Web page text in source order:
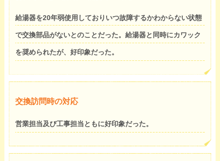
給湯器を20年弱使用しておりいつ故障するかわからない状態
で交換部品がないとのことだった。給湯器と同時にカワック
を奨められたが、好印象だった。
交換訪問時の対応
営業担当及び工事担当ともに好印象だった。